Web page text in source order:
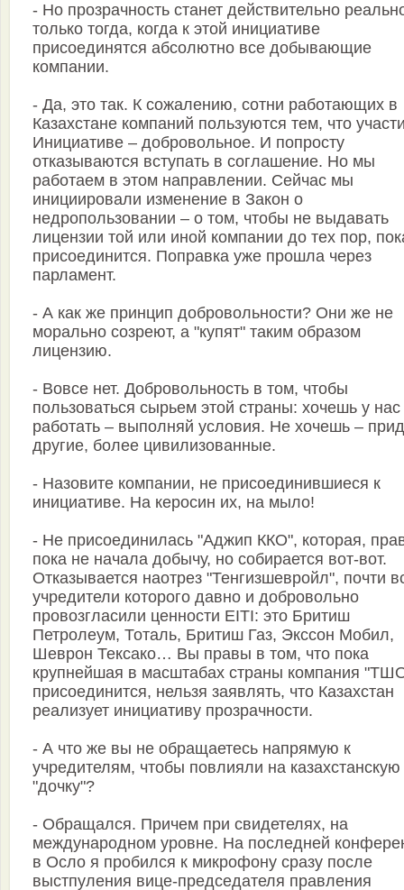
- Но прозрачность станет действительно
только тогда, когда к этой инициативе
присоединятся абсолютно все добывающие
компании.
- Да, это так. К сожалению, сотни работающих в
Казахстане компаний пользуются тем, что
Инициативе – добровольное. И попросту
отказываются вступать в соглашение. Но мы
работаем в этом направлении. Сейчас мы
инициировали изменение в Закон о
недропользовании – о том, чтобы не выдавать
лицензии той или иной компании до тех пор,
присоединится. Поправка уже прошла через
парламент.
- А как же принцип добровольности? Они же не
морально созреют, а "купят" таким образом
лицензию.
- Вовсе нет. Добровольность в том, чтобы
пользоваться сырьем этой страны: хочешь у нас
работать – выполняй условия. Не хочешь –
другие, более цивилизованные.
- Назовите компании, не присоединившиеся к
инициативе. На керосин их, на мыло!
- Не присоединилась "Аджип ККО", которая,
пока не начала добычу, но собирается вот-вот.
Отказывается наотрез "Тенгизшевройл", почти
учредители которого давно и добровольно
провозгласили ценности EITI: это Бритиш
Петролеум, Тоталь, Бритиш Газ, Экссон Мобил,
Шеврон Тексако… Вы правы в том, что пока
крупнейшая в масштабах страны компания
присоединится, нельзя заявлять, что Казахстан
реализует инициативу прозрачности.
- А что же вы не обращаетесь напрямую к
учредителям, чтобы повлияли на казахстанскую
"дочку"?
- Обращался. Причем при свидетелях, на
международном уровне. На последней
в Осло я пробился к микрофону сразу после
выстпуления вице-председателя правления